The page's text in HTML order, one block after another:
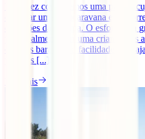
Uma vez conhecemos uma pessoa
comprar uma autocaravana e
diversões da Europa. O esforço era
principalmente por uma criança nos
os voos baratos e a facilidade de
parques [...].
Ler mais